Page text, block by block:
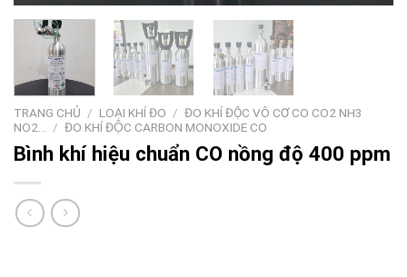
TRANG CHỦ / LOẠI KHÍ ĐO / ĐO KHÍ ĐỘC VÔ CƠ CO CO2 NH3
NO2… / ĐO KHÍ ĐỘC CARBON MONOXIDE CO
Bình khí hiệu chuẩn CO nồng độ 400 ppm